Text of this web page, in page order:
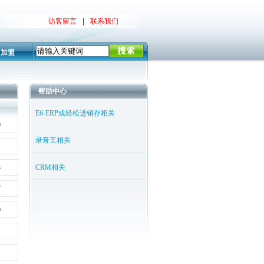
访客留言 联系我们
加盟
帮助中心
E6-ERP或轻松进销存相关
录音王相关
CRM相关